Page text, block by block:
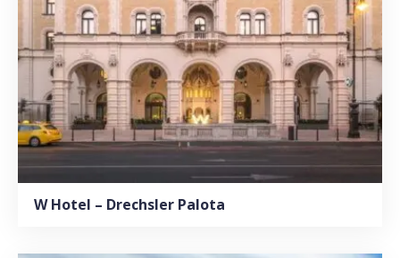
W Hotel – Drechsler Palota